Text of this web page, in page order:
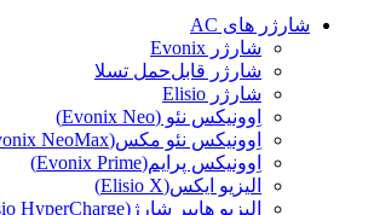
شارژر های AC
شارژر Evonix
شارژر قابل‌حمل تسلا
شارژر Elisio
اِوونیکس نئو (Evonix Neo)
اِوونیکس نئو مکس(Evonix NeoMax)
اِوونیکس پرایم(Evonix Prime)
الیزیو ایکس(Elisio X)
الیزیو هایپر شارژ(Elisio HyperCharge)